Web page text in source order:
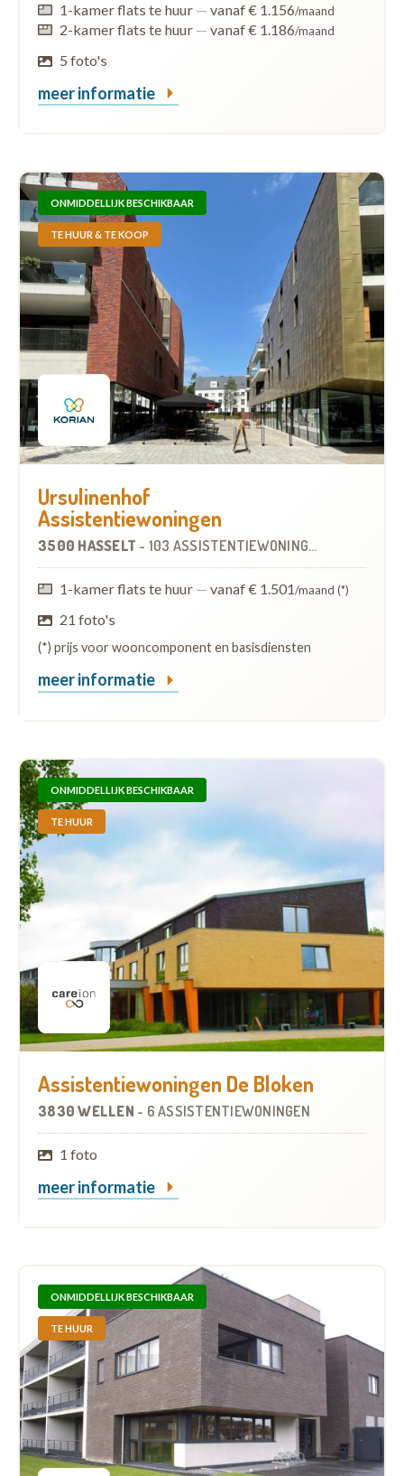
1-kamer flats te huur — vanaf € 1.156/maand
2-kamer flats te huur — vanaf € 1.186/maand
5 foto's
meer informatie
ONMIDDELLIJK BESCHIKBAAR
TE HUUR & TE KOOP
Ursulinenhof
Assistentiewoningen
3500 HASSELT - 103 ASSISTENTIEWONINGEN
1-kamer flats te huur — vanaf € 1.501/maand (*)
21 foto's
(*) prijs voor wooncomponent en basisdiensten
meer informatie
ONMIDDELLIJK BESCHIKBAAR
TE HUUR
Assistentiewoningen De Bloken
3830 WELLEN - 6 ASSISTENTIEWONINGEN
1 foto
meer informatie
ONMIDDELLIJK BESCHIKBAAR
TE HUUR